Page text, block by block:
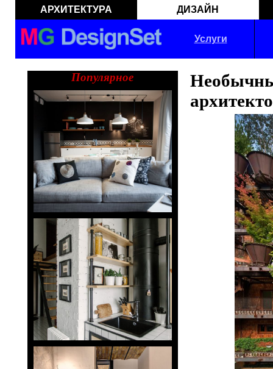
АРХИТЕКТУРА ДИЗАЙН
Услуги
Популярное